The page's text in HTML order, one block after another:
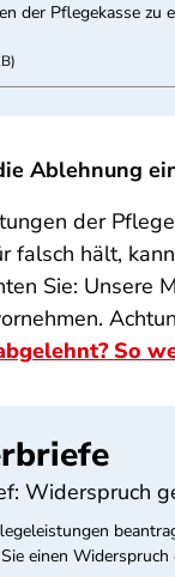
der Pflegekasse zu
Ablehnung
der
falsch hält,
Sie: Unsere
So
Widerspruch
einen